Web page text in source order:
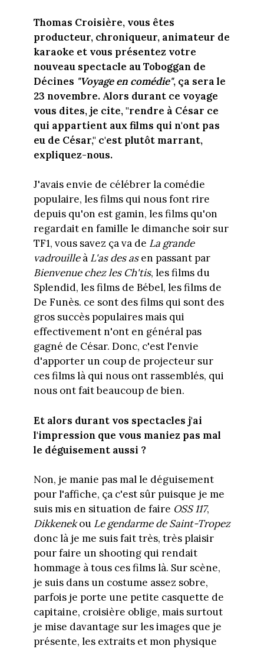
Thomas Croisière, vous êtes
producteur, chroniqueur, animateur de
karaoke et vous présentez votre
nouveau spectacle au Toboggan de
Décines "Voyage en comédie", ça sera le
23 novembre. Alors durant ce voyage
vous dites, je cite, "rendre à César ce
qui appartient aux films qui n'ont pas
eu de César," c'est plutôt marrant,
expliquez-nous.
J'avais envie de célébrer la comédie
populaire, les films qui nous font rire
depuis qu'on est gamin, les films qu'on
regardait en famille le dimanche soir sur
TF1, vous savez ça va de La grande
vadrouilleàL'as des asen passant par
Bienvenue chez les Ch'tis, les films du
Splendid, les films de Bébel, les films de
De Funès. ce sont des films qui sont des
gros succès populaires mais qui
effectivement n'ont en général pas
gagné de César. Donc, c'est l'envie
d'apporter un coup de projecteur sur
ces films là qui nous ont rassemblés, qui
nous ont fait beaucoup de bien.
Et alors durant vos spectacles j'ai
l'impression que vous maniez pas mal
le déguisement aussi ?
Non, je manie pas mal le déguisement
pour l'affiche, ça c'est sûr puisque je me
suis mis en situation de faire OSS 117,
Dikkenekou Le gendarme de Saint-Tropez
donc là je me suis fait très, très plaisir
pour faire un shooting qui rendait
hommage à tous ces films là. Sur scène,
je suis dans un costume assez sobre,
parfois je porte une petite casquette de
capitaine, croisière oblige, mais surtout
je mise davantage sur les images que je
présente, les extraits et mon physique